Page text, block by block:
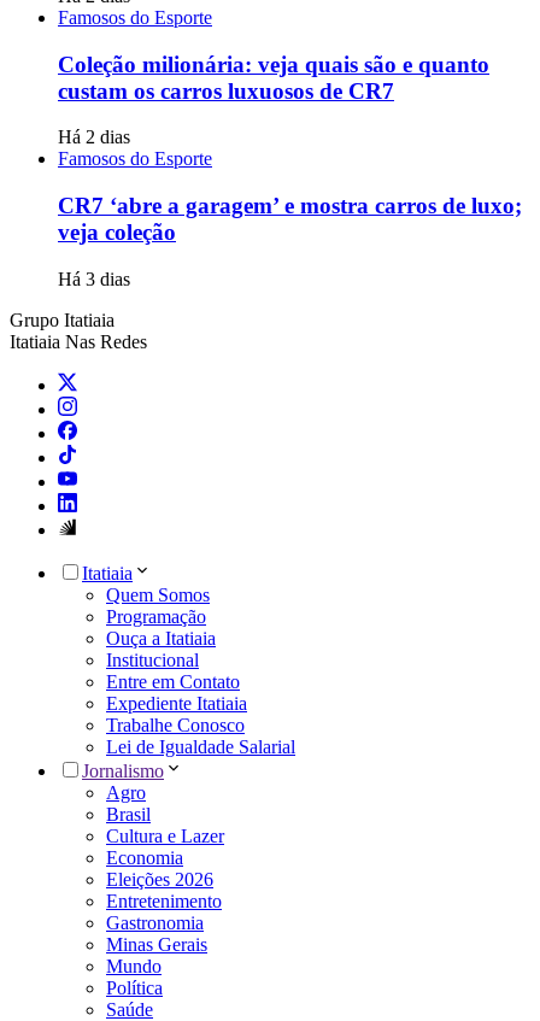
Famosos do Esporte
Coleção milionária: veja quais são e quanto
custam os carros luxuosos de CR7
Há 2 dias
Famosos do Esporte
CR7 ‘abre a garagem’ e mostra carros de luxo;
veja coleção
Há 3 dias
Grupo Itatiaia
Itatiaia Nas Redes
Itatiaia
Quem Somos
Programação
Ouça a Itatiaia
Institucional
Entre em Contato
Expediente Itatiaia
Trabalhe Conosco
Lei de Igualdade Salarial
Jornalismo
Agro
Brasil
Cultura e Lazer
Economia
Eleições 2026
Entretenimento
Gastronomia
Minas Gerais
Mundo
Política
Saúde